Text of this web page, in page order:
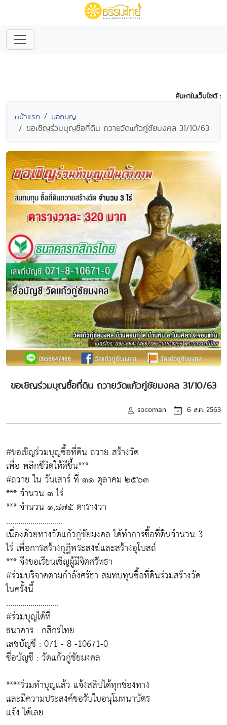
ค้นหาในเว็บไซต์ :
หน้าแรก บอกบุญ
ขอเชิญร่วมบุญซื้อที่ดิน ถวายวัดแก้วกู่ชัยมงคล 31/10/63
ขอเชิญร่วมบุญซื้อที่ดิน ถวายวัดแก้วกู่ชัยมงคล 31/10/63
socoman 6 ส.ค. 2563
#ขอเชิญร่วมบุญซื้อที่ดิน ถวาย สร้างวัด
เพื่อ พลิกชีวิตให้ดีขึ้น***
#ถวาย ใน วันเสาร์ ที่ ๓๑ ตุลาคม ๒๕๖๓
*** จำนวน ๓ ไร่
*** จำนวน ๑,๘๗๕ ตารางวา
.....…....................
เนื่องด้วยทางวัดแก้วกู่ชัยมงคล ได้ทำการซื้อที่ดินจำนวน 3
ไร่ เพื่อการสร้างกุฎิพระสงฆ์และสร้างอุโบสถ์
*** จึงขอเรียนเชิญผู้มีจิตศรัทธา
#ร่วมบริจาคตามกำลังศรัธา สมทบทุนซื้อที่ดินร่วมสร้างวัด
ในครั้งนี้
..........................
#ร่วมบุญได้ที่
ธนาคาร : กสิกรไทย
เลขบัญชี : 071 - 8 -10671-0
ชื่อบัญชี : วัดแก้วกู่ชัยมงคล
****ร่วมทำบุญแล้ว แจ้งสลิปได้ทุกช่องทาง
และมีความประสงค์ขอรับใบอนุโมทนาบัตร
เเจ้ง ได้เลย